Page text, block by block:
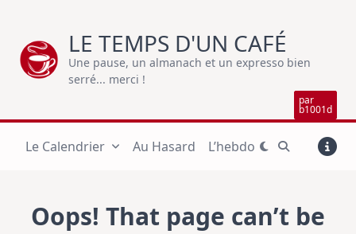
content
LE TEMPS D'UN CAFÉ
Une pause, un almanach et un expresso bien
serré... merci !
par
b1001d
Le Calendrier Au Hasard L’hebdo
Oops! That page can’t be